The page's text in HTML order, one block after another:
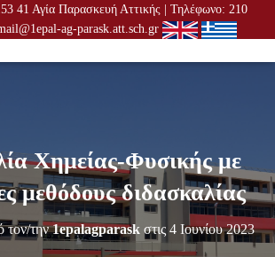
41 Αγία Παρασκευή Αττικής | Τηλέφωνο: 210
ag-parask.att.sch.gr
Ν
Π
Λ
Ο
Ή
Γ
Χημείας-Φυσικής με
μεθόδους διδασκαλίας
τον/την1epalagparask στις 4 Ιουνίου 2023